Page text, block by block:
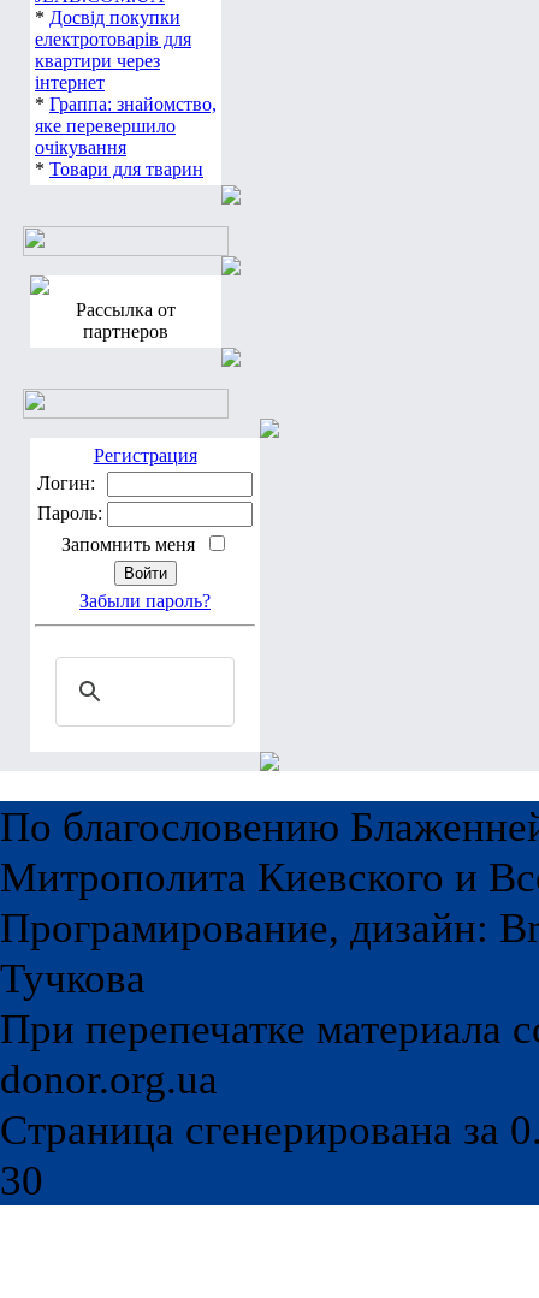
* Досвід покупки
електротоварів для
квартири через
інтернет
* Граппа: знайомство,
яке перевершило
очікування
* Товари для тварин
Рассылка от
партнеров
Регистрация
Логин:
Пароль:
Запомнить меня
Забыли пароль?
По благословению
Митрополита Киевского и
Програмирование, дизайн:
Тучкова
При перепечатке материала
donor.org.ua
Страница сгенерирована за
30